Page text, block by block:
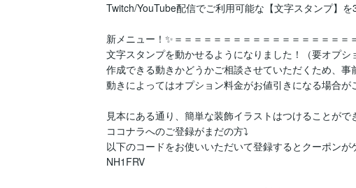
Twitch/YouTube配信でご利用可能な【文字スタンプ】
新メニュー！✨＝＝＝＝＝＝＝＝＝＝＝＝＝＝＝＝＝＝
文字スタンプを動かせるようになりました！（要オプシ
作成できる動きかどうかご相談させていただくため、事
動きによってはオプション料金がお値引きになる場合が
見本にある通り、簡単な装飾イラストはつけることがで
ココナラへのご登録がまだの方⤵
以下のコードをお使いいただいて登録するとクーポンが
NH1FRV